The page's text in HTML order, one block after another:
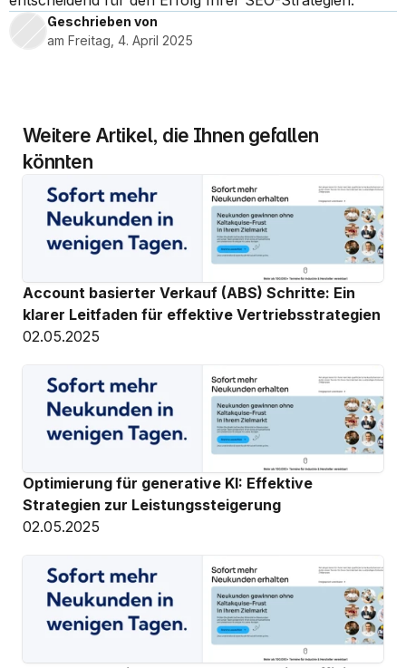
Geschrieben von
am Freitag, 4. April 2025
Weitere Artikel, die Ihnen gefallen
könnten
Account basierter Verkauf (ABS) Schritte: Ein
klarer Leitfaden für effektive Vertriebsstrategien
02.05.2025
Optimierung für generative KI: Effektive
Strategien zur Leistungssteigerung
02.05.2025